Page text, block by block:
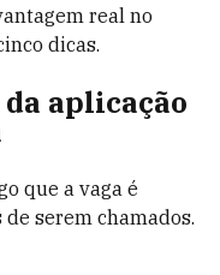
real no
dicas.
aplicação
que a vaga é
serem chamados.